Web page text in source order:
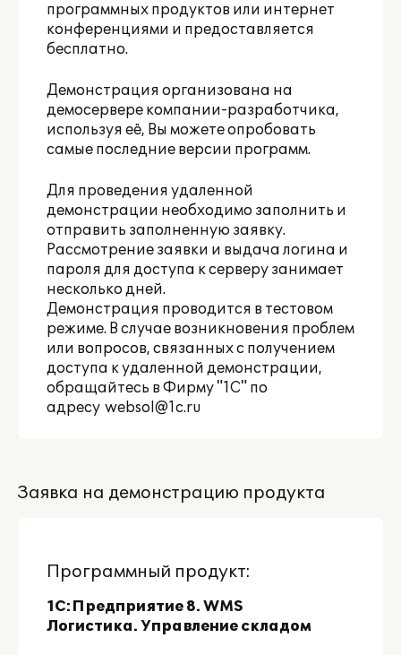
программных продуктов или интернет
конференциями и предоставляется
бесплатно.
Демонстрация организована на
демосервере компании-разработчика,
используя её, Вы можете опробовать
самые последние версии программ.
Для проведения удаленной
демонстрации необходимо заполнить и
отправить заполненную заявку.
Рассмотрение заявки и выдача логина и
пароля для доступа к серверу занимает
несколько дней.
Демонстрация проводится в тестовом
режиме. В случае возникновения проблем
или вопросов, связанных с получением
доступа к удаленной демонстрации,
обращайтесь в Фирму "1С" по
адресу websol@1c.ru
Заявка на демонстрацию продукта
Программный продукт:
1С:Предприятие 8. WMS
Логистика. Управление складом